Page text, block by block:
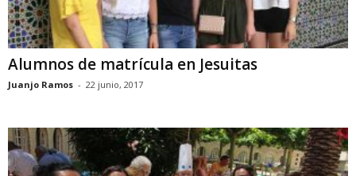
Alumnos de matrícula en Jesuitas
Juanjo Ramos - 22 junio, 2017